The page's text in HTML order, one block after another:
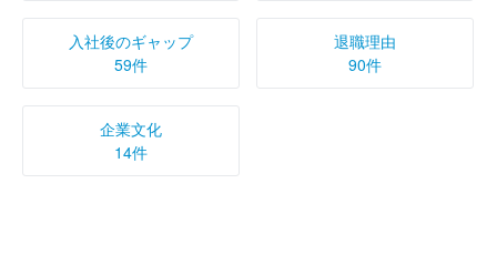
入社後のギャップ
59件
退職理由
90件
企業文化
14件